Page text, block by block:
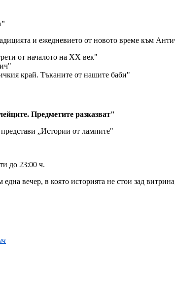
и ежедневието от новото време към
от началото на XX век"
край. Тъканите от нашите баби"
Предметите разказват"
„Истории от лампите"
до 23:00 ч.
вечер, в която историята не стои зад